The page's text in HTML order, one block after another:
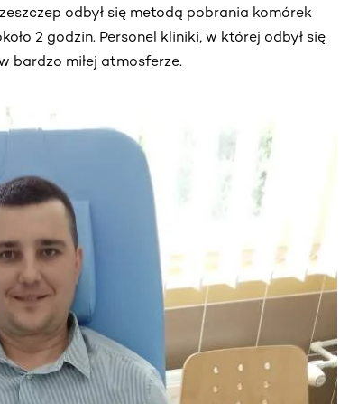
odbył się metodą pobrania komórek
2 godzin. Personel kliniki, w której odbył się
bardzo miłej atmosferze.